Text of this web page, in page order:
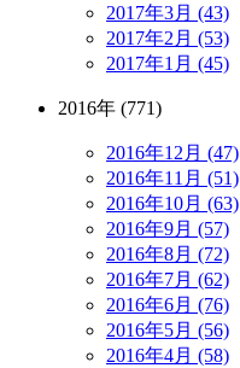
2017年3月 (43)
2017年2月 (53)
2017年1月 (45)
2016年 (771)
2016年12月 (47)
2016年11月 (51)
2016年10月 (63)
2016年9月 (57)
2016年8月 (72)
2016年7月 (62)
2016年6月 (76)
2016年5月 (56)
2016年4月 (58)